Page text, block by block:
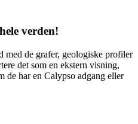
verden!
med de grafer, geologiske profiler
det som en ekstern visning,
de har en Calypso adgang eller